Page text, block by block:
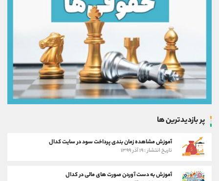
پر بازدیدترین ها
آموزش مشاهده زمان بندی پرداخت سود در سایت کدال
تاریخ انتشار : ۱۹ آذر ۱۳۹۹
آموزش به دست آوردن صورت های مالی در کدال